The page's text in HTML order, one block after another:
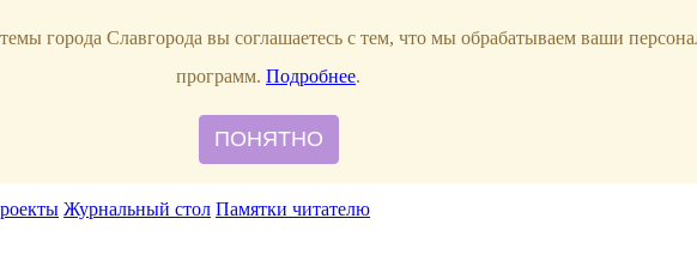
Журнальный стол Памятки читателю
города Славгорода вы соглашаетесь с тем, что мы обрабатываем ваши
программ. Подробнее.
ПОНЯТНО